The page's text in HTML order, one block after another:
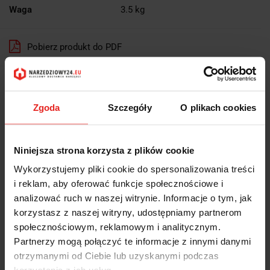
Zgoda Szczegóły O plikach cookies
Niniejsza strona korzysta z plików cookie
Wykorzystujemy pliki cookie do spersonalizowania treści
i reklam, aby oferować funkcje społecznościowe i
analizować ruch w naszej witrynie. Informacje o tym, jak
korzystasz z naszej witryny, udostępniamy partnerom
społecznościowym, reklamowym i analitycznym.
Partnerzy mogą połączyć te informacje z innymi danymi
otrzymanymi od Ciebie lub uzyskanymi podczas
Waga 3.5 kg
Pobierz produkt do PDF
Wysyłka+2dni (dostawa 0 od 1000zł net.*)
INFORMACJE DOT.
BEZPIECZEŃSTWA
OPINIE I OCENY (0)
Zestaw kluczy płasko-oczkowych. Opakowanie: zestawy w czarnym